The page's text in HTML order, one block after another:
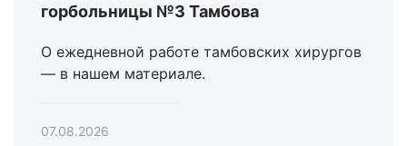
горбольницы №3 Тамбова
О ежедневной работе тамбовских хирургов
— в нашем материале.
07.08.2026